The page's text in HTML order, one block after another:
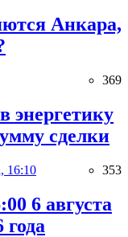
Анкара,
369
энергетику
сделки
16:10 353
6 августа
года